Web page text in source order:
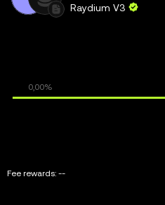
Raydium V3
Fee rewards: --